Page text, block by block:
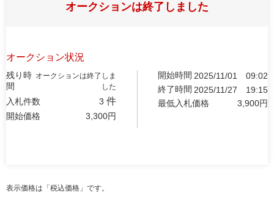
オークションは終了しました
オークション状況
残り時
間
オークションは終了しま
した
入札件数 3 件
開始価格 3,300円
開始時間 2025/11/01
09:02
終了時間 2025/11/27
19:15
最低入札価格
3,900円
表示価格は「税込価格」です。